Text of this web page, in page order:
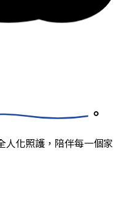
。
人化照護，陪伴每一個家